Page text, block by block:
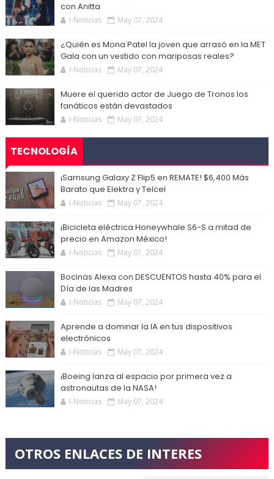
con Anitta
I-Noticias May 07, 2024
¿Quién es Mona Patel la joven que arrasó en la MET
Gala con un vestido con mariposas reales?
I-Noticias May 07, 2024
Muere el querido actor de Juego de Tronos los
fanáticos están devastados
I-Noticias May 07, 2024
TECNOLOGÍA
¡Samsung Galaxy Z Flip5 en REMATE! $6,400 Más
Barato que Elektra y Telcel
I-Noticias May 07, 2024
¡Bicicleta eléctrica Honeywhale S6-S a mitad de
precio en Amazon México!
I-Noticias May 07, 2024
Bocinas Alexa con DESCUENTOS hasta 40% para el
Día de las Madres
I-Noticias May 07, 2024
Aprende a dominar la IA en tus dispositivos
electrónicos
I-Noticias May 07, 2024
¡Boeing lanza al espacio por primera vez a
astronautas de la NASA!
I-Noticias May 07, 2024